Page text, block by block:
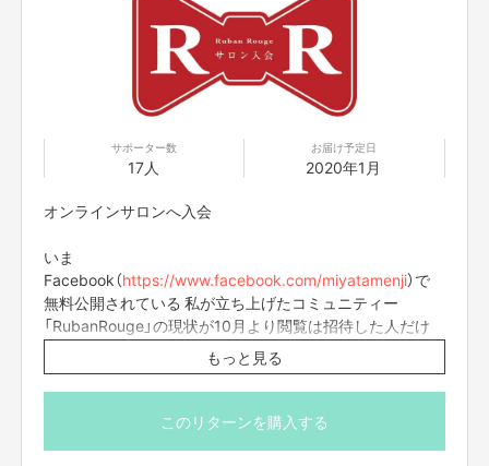
サポーター数
17人
お届け予定日
2020年1月
オンラインサロンへ入会
いま
Facebook（https://www.facebook.com/miyatamenji）で
無料公開されている 私が立ち上げたコミュニティー
「RubanRouge」の現状が10月より閲覧は招待した人だけ
が観れるようになってます。
コミュニティーの現状や進行形の企画 収支報告までコミュ
ニティーの全てが観れる 秘密のサイト（RubanRouge）への
招待メールがとどくリターンです。
もっと見る
このリターンを購入する